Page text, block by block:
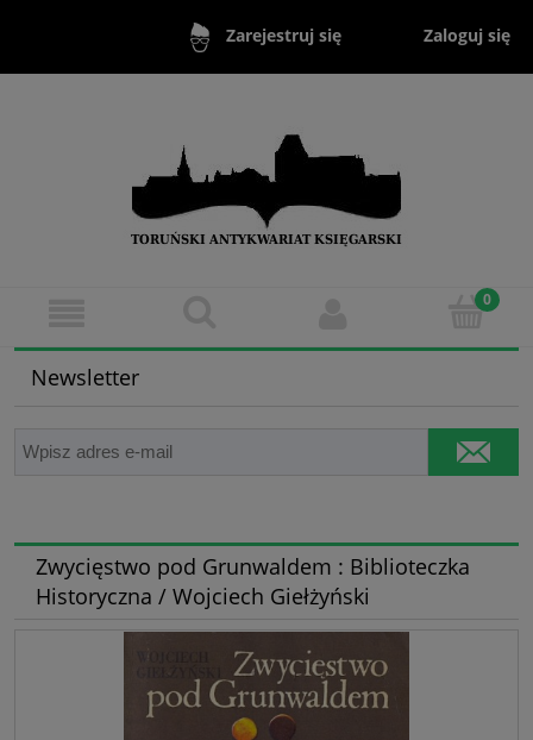
Zarejestruj się Zaloguj się
Newsletter
Zwycięstwo pod Grunwaldem : Biblioteczka
Historyczna / Wojciech Giełżyński